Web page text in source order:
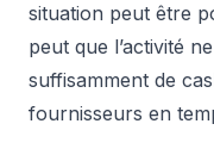
situation peut être
peut que l’activité
suffisamment de
fournisseurs en